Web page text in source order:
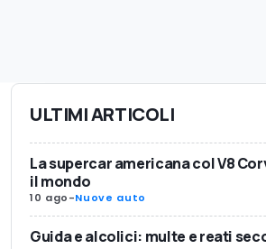
ULTIMI ARTICOLI
La supercar americana col V8
il mondo
10 ago-Nuove auto
Guida e alcolici: multe e reati